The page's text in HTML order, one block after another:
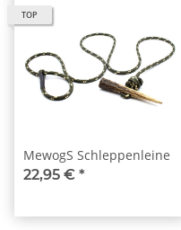
TOP
MewogS Schleppenleine
22,95 € *